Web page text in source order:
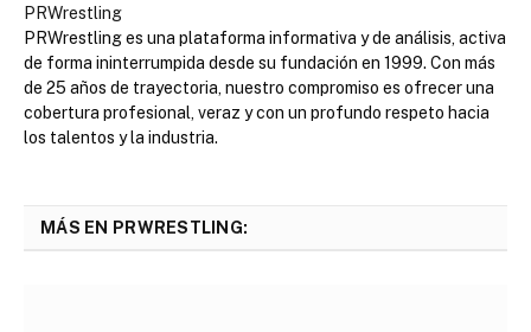
PRWrestling
PRWrestling es una plataforma informativa y de análisis, activa
de forma ininterrumpida desde su fundación en 1999. Con más
de 25 años de trayectoria, nuestro compromiso es ofrecer una
cobertura profesional, veraz y con un profundo respeto hacia
los talentos y la industria.
MÁS EN PRWRESTLING: